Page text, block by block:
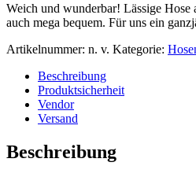
Weich und wunderbar! Lässige Hose
auch mega bequem. Für uns ein
Artikelnummer: n. v. Kategorie:
Beschreibung
Produktsicherheit
Vendor
Versand
Beschreibung